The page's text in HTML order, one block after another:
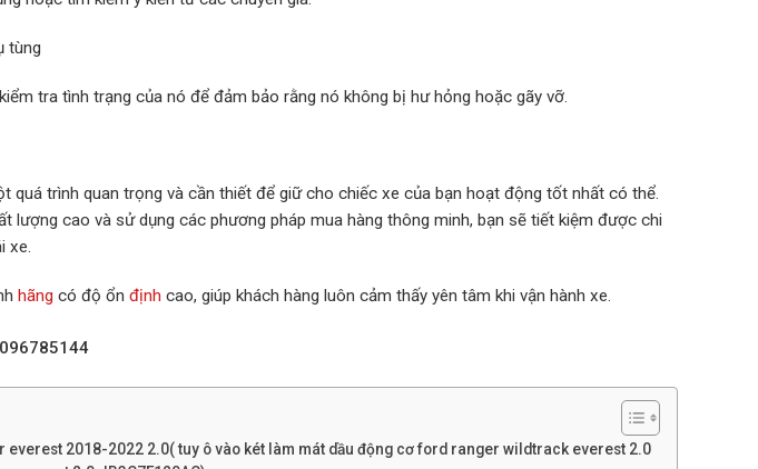
tùng
tra tình trạng của nó để đảm bảo rằng nó không bị hư hỏng hoặc gãy vỡ.
quá trình quan trọng và cần thiết để giữ cho chiếc xe của bạn hoạt động tốt nhất có thể.
lượng cao và sử dụng các phương pháp mua hàng thông minh, bạn sẽ tiết kiệm được chi
xe.
hãng có độ ổn định cao, giúp khách hàng luôn cảm thấy yên tâm khi vận hành xe.
096785144
everest 2018-2022 2.0( tuy ô vào két làm mát dầu động cơ ford ranger wildtrack everest 2.0